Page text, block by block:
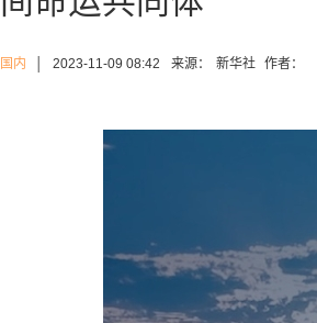
国内 2023-11-09 08:42 来源： 新华社 作者：